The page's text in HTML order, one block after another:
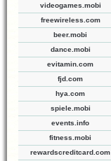
videogames.mobi
freewireless.com
beer.mobi
dance.mobi
evitamin.com
fjd.com
hya.com
spiele.mobi
events.info
fitness.mobi
rewardscreditcard.com